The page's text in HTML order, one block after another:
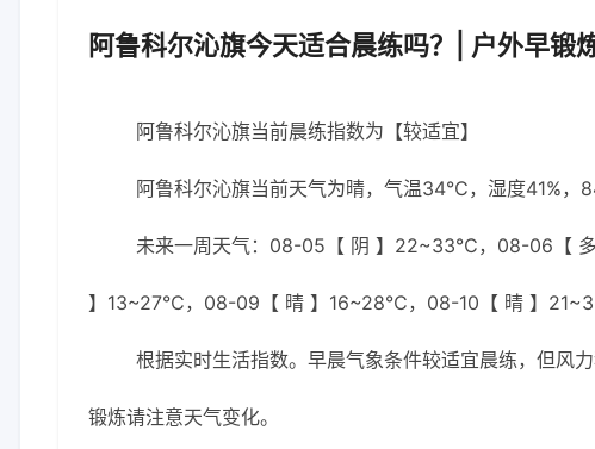
阿鲁科尔沁旗今天适合晨练吗？| 户外早锻
阿鲁科尔沁旗当前晨练指数为【较适宜】
阿鲁科尔沁旗当前天气为晴，气温34℃，湿度41%，
未来一周天气：08-05【 阴 】22~33℃，08-06【
】13~27℃，08-09【 晴 】16~28℃，08-10【 晴 】
根据实时生活指数。早晨气象条件较适宜晨练，但风
锻炼请注意天气变化。